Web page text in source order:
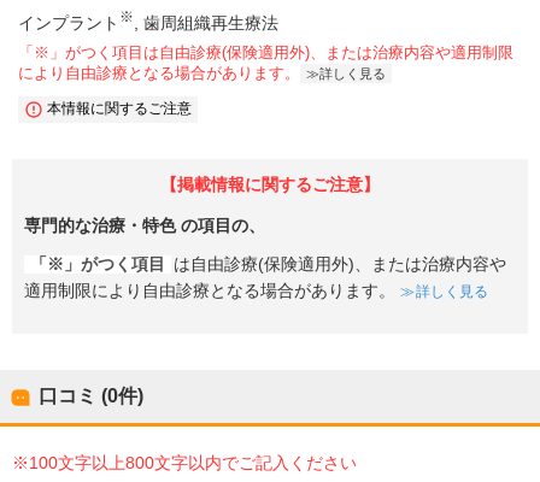
インプラント ※ 歯周組織再生療法
「※」がつく項目は自由診療(保険適用外)、または治療内容や適用制限
により自由診療となる場合があります。
詳しく見る
本情報に関するご注意
【掲載情報に関するご注意】
専門的な治療・特色の項目の、
「※」がつく項目
は自由診療(保険適用外)、または治療内容や
適用制限により自由診療となる場合があります。
詳しく見る
口コミ (0件)
※100文字以上800文字以内でご記入ください